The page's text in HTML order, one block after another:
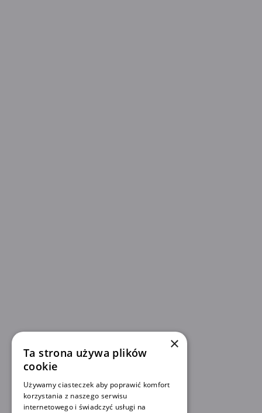
×
Ta strona używa plików
cookie
Używamy ciasteczek aby poprawić komfort
korzystania z naszego serwisu
internetowego i świadczyć usługi na